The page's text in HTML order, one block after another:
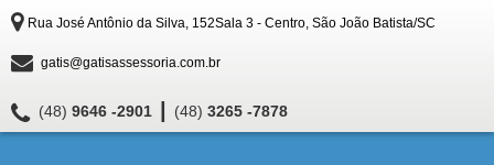
Rua José Antônio da Silva, 152Sala 3 - Centro, São João Batista/SC
gatis@gatisassessoria.com.br
(48) 9646 -2901 (48) 3265 -7878